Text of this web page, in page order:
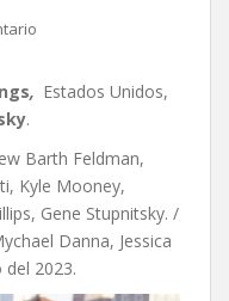
, Estados Unidos,
.
Barth Feldman,
Kyle Mooney,
Gene Stupnitsky. /
Danna, Jessica
2023.